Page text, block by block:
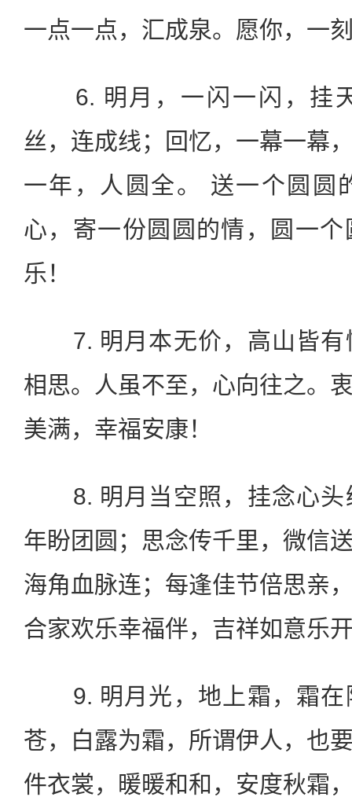
一点一点，汇成泉。愿你，一
6. 明月，一闪一闪，挂
丝，连成线；回忆，一幕一幕
一年，人圆全。 送一个圆圆
心，寄一份圆圆的情，圆一
乐！
7. 明月本无价，高山皆有
相思。人虽不至，心向往之。
美满，幸福安康！
8. 明月当空照，挂念心头
年盼团圆；思念传千里，微信
海角血脉连；每逢佳节倍思亲
合家欢乐幸福伴，吉祥如意乐
9. 明月光，地上霜，霜在
苍，白露为霜，所谓伊人，也
件衣裳，暖暖和和，安度秋霜